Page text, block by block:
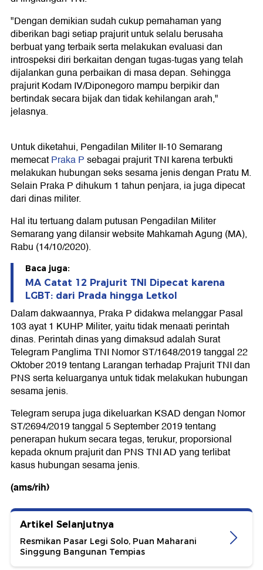
"Dengan demikian sudah cukup pemahaman yang
diberikan bagi setiap prajurit untuk selalu berusaha
berbuat yang terbaik serta melakukan evaluasi dan
introspeksi diri berkaitan dengan tugas-tugas yang telah
dijalankan guna perbaikan di masa depan. Sehingga
prajurit Kodam IV/Diponegoro mampu berpikir dan
bertindak secara bijak dan tidak kehilangan arah,"
jelasnya.
Untuk diketahui, Pengadilan Militer II-10 Semarang
memecatPraka Psebagai prajurit TNI karena terbukti
melakukan hubungan seks sesama jenis dengan Pratu M.
Selain Praka P dihukum 1 tahun penjara, ia juga dipecat
dari dinas militer.
Hal itu tertuang dalam putusan Pengadilan Militer
Semarang yang dilansir website Mahkamah Agung (MA),
Rabu (14/10/2020).
Baca juga:
MA Catat 12 Prajurit TNI Dipecat karena
LGBT: dari Prada hingga Letkol
Dalam dakwaannya, Praka P didakwa melanggar Pasal
103 ayat 1 KUHP Militer, yaitu tidak menaati perintah
dinas. Perintah dinas yang dimaksud adalah Surat
Telegram Panglima TNI Nomor ST/1648/2019 tanggal 22
Oktober 2019 tentang Larangan terhadap Prajurit TNI dan
PNS serta keluarganya untuk tidak melakukan hubungan
sesama jenis.
Telegram serupa juga dikeluarkan KSAD dengan Nomor
ST/2694/2019 tanggal 5 September 2019 tentang
penerapan hukum secara tegas, terukur, proporsional
kepada oknum prajurit dan PNS TNI AD yang terlibat
kasus hubungan sesama jenis.
(ams/rih)
Artikel Selanjutnya
Resmikan Pasar Legi Solo, Puan Maharani
Singgung Bangunan Tempias